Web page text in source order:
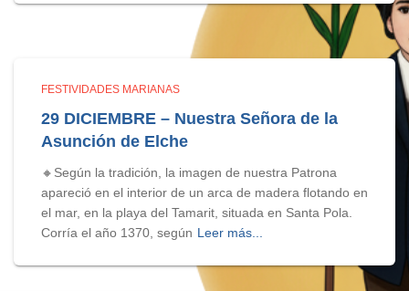
FESTIVIDADES MARIANAS
29 DICIEMBRE – Nuestra Señora de la
Asunción de Elche
🔸Según la tradición, la imagen de nuestra Patrona
apareció en el interior de un arca de madera flotando en
el mar, en la playa del Tamarit, situada en Santa Pola.
Corría el año 1370, según Leer más...